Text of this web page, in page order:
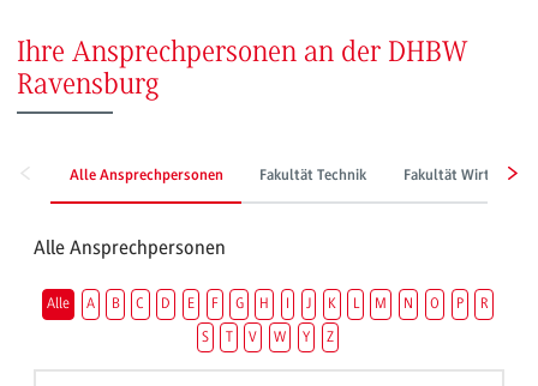
Ihre Ansprechpersonen an der DHBW
Ravensburg
Alle Ansprechpersonen Fakultät Technik Fakultät Wirtschaft
Alle Ansprechpersonen
Alle A B C D E F G H I J K L M N O P
R
S
T V W Y Z